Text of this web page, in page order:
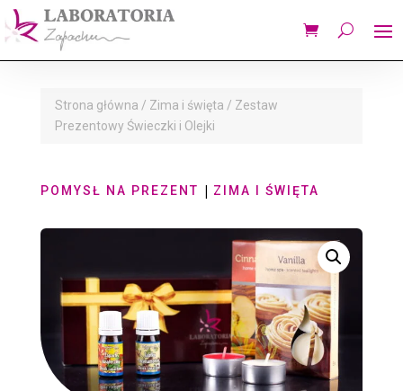
Strona główna / Zima i święta / Zestaw
Prezentowy Świeczki i Olejki
POMYSŁ NA PREZENT | ZIMA I ŚWIĘTA